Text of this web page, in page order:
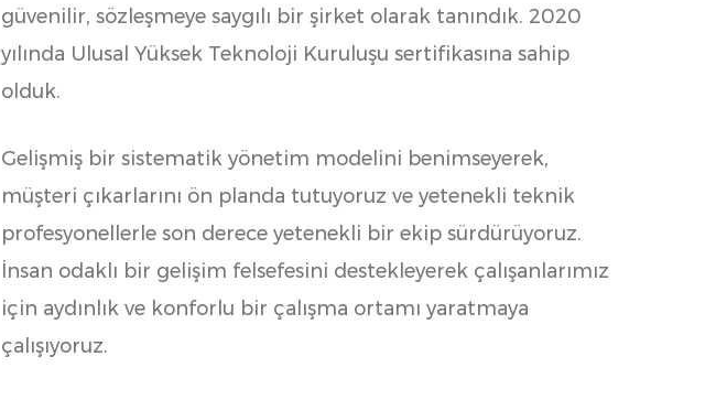
güvenilir, sözleşmeye saygılı bir şirket olarak tanındık. 2020
yılında Ulusal Yüksek Teknoloji Kuruluşu sertifikasına sahip
olduk.
Gelişmiş bir sistematik yönetim modelini benimseyerek,
müşteri çıkarlarını ön planda tutuyoruz ve yetenekli teknik
profesyonellerle son derece yetenekli bir ekip sürdürüyoruz.
İnsan odaklı bir gelişim felsefesini destekleyerek çalışanlarımız
için aydınlık ve konforlu bir çalışma ortamı yaratmaya
çalışıyoruz.